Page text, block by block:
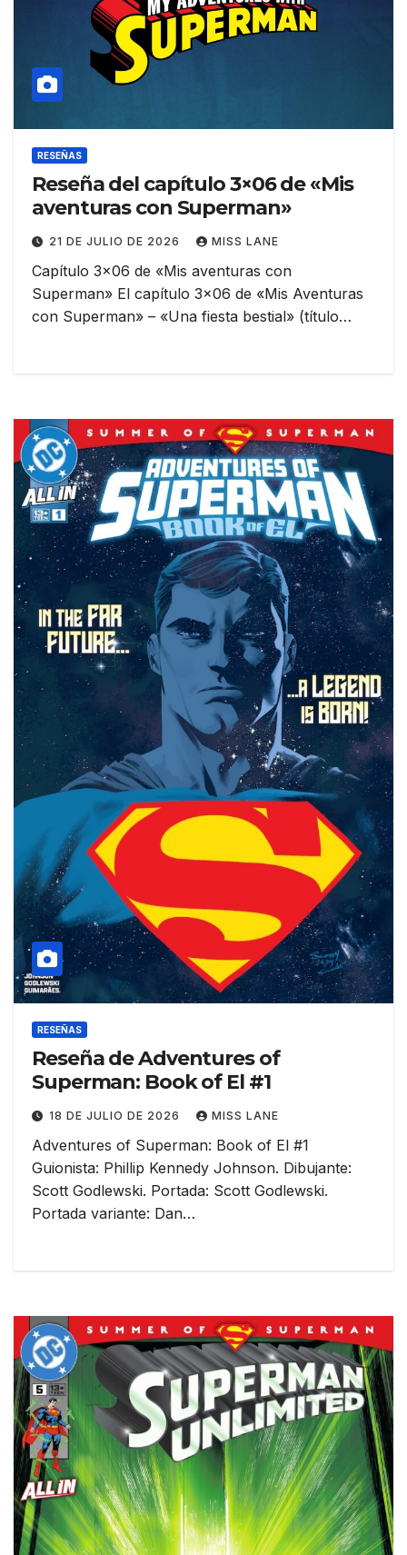
RESEÑAS
Reseña del capítulo 3×06 de «Mis
aventuras con Superman»
21 DE JULIO DE 2026 MISS LANE
Capítulo 3×06 de «Mis aventuras con
Superman» El capítulo 3×06 de «Mis Aventuras
con Superman» – «Una fiesta bestial» (título…
RESEÑAS
Reseña de Adventures of
Superman: Book of El #1
18 DE JULIO DE 2026 MISS LANE
Adventures of Superman: Book of El #1
Guionista: Phillip Kennedy Johnson. Dibujante:
Scott Godlewski. Portada: Scott Godlewski.
Portada variante: Dan…